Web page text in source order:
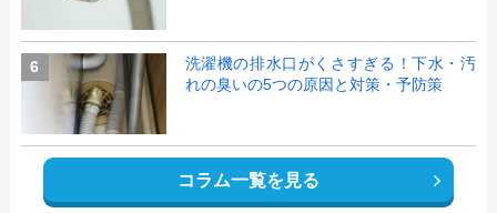
6
洗濯機の排水口がくさすぎる！下水・汚
れの臭いの5つの原因と対策・予防策
コラム一覧を見る